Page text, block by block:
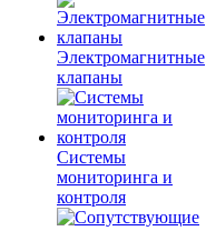
Электромагнитные
клапаны
Системы
мониторинга и
контроля